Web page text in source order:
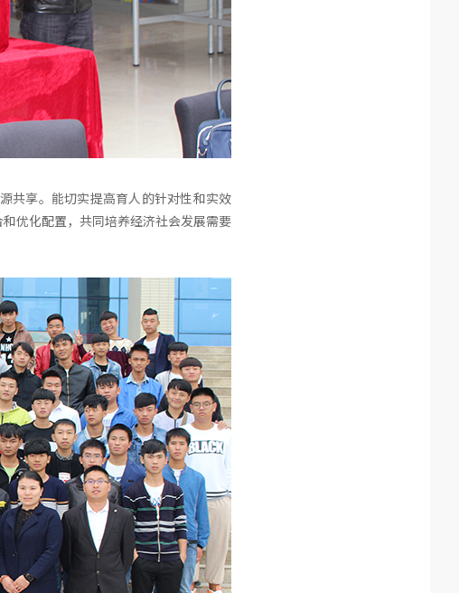
共享。能切实提高育人的针对性和实效
优化配置，共同培养经济社会发展需要